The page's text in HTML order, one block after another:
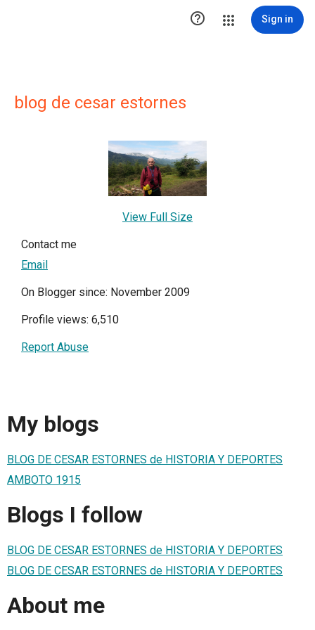
 Sign in
blog de cesar estornes
View Full Size
Contact me
Email
On Blogger since: November 2009
Profile views: 6,510
Report Abuse
My blogs
BLOG DE CESAR ESTORNES de HISTORIA Y DEPORTES
AMBOTO 1915
Blogs I follow
BLOG DE CESAR ESTORNES de HISTORIA Y DEPORTES
BLOG DE CESAR ESTORNES de HISTORIA Y DEPORTES
About me